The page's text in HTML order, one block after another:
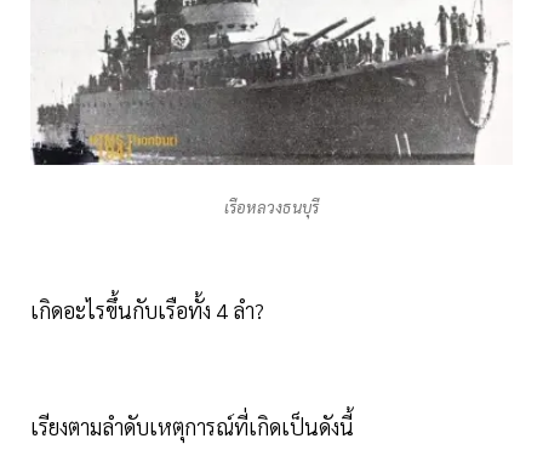
เรือหลวงธนบุรี
เกิดอะไรขึ้นกับเรือทั้ง 4 ลำ?
เรียงตามลำดับเหตุการณ์ที่เกิดเป็นดังนี้